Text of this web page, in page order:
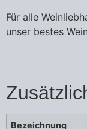
Für alle
unser bestes
Bezeichnung